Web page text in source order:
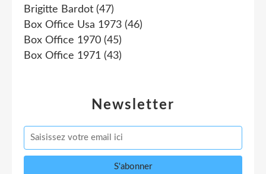
Newsletter
Brigitte Bardot (47)
Box Office Usa 1973 (46)
Box Office 1970 (45)
Box Office 1971 (43)